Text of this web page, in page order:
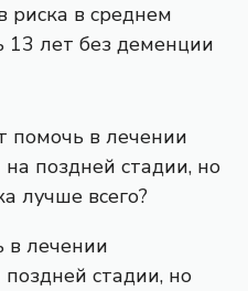
риска в среднем
13 лет без деменции
лечении
стадии, но